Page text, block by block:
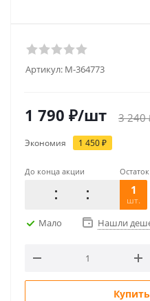
Артикул: M-364773
1 790 ₽/шт 3 240
Экономия 1 450₽
До конца акции Остаток
1
шт.
Мало Нашли